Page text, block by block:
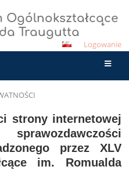
Ogólnokształcące
Traugutta
Logowanie
strony internetowej
przez XLV
im. Romualda